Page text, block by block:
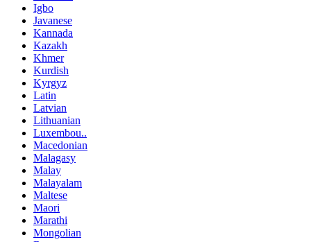
Igbo
Javanese
Kannada
Kazakh
Khmer
Kurdish
Kyrgyz
Latin
Latvian
Lithuanian
Luxembou..
Macedonian
Malagasy
Malay
Malayalam
Maltese
Maori
Marathi
Mongolian